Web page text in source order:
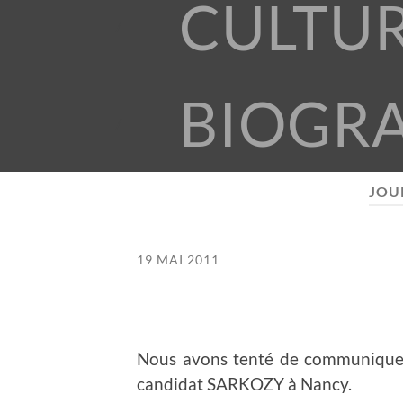
19 MAI 2011
Nous avons tenté de
candidat SARKOZY à Nancy.